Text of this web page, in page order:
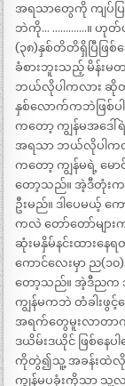
အရသာတွေကို ကျပ်ပ
ဘဲကို… ………….။ ဟုတ်
(၃၈)နှစ်တိတိရှိပြီဖြ
ခံစားဘူးသည့် မိန်းမ
ဘယ်လိုပါကလား ဆိုတ
နှစ်လောက်ကဘဲဖြစ်
ကတော့ ကျွန်မအဒေါ်
အရသာ ဘယ်လိုပါကလ
ကတော့ ကျွန်မရဲ့ မောင်
တော့သည်။ အဲ့ဒီတုံးက
ဦးမည်။ ဒါပေမယ့်
ကလဲ တော်တော်များက
ဆုံးမနှိမ်နင်းထားနေ
ကောင်လေးမှာ ည(၁၀
တော့သည်။ အဲ့ဒီညက
ကျွန်မကဘဲ တံခါးဖွ
အရက်တွေမူးလာတာ
ဒယိမ်းဒယိုင် ဖြစ်နေ
ကိုတွဲ၍သူ့ အခန်းထဲလိုက်
ကျွန်မပခုံးကိုသာ သူ့